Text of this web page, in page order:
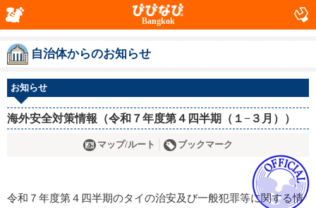
Bangkok
自治体からのお知らせ
お知らせ
海外安全対策情報（令和７年度第４四半期（１−３月））
マップ/ルート ブックマーク
令和７年度第４四半期のタイの治安及び一般犯罪等に関する情